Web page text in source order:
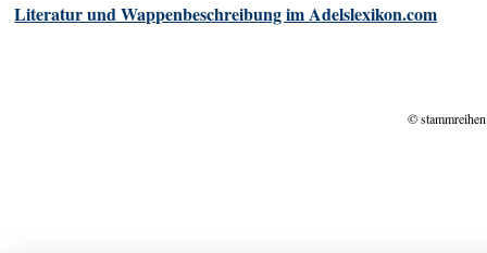
Literatur und Wappenbeschreibung im Adelslexikon.com
©